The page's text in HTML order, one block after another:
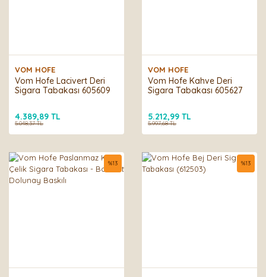
VOM HOFE
Vom Hofe Lacivert Deri
Sigara Tabakası 605609
4.389,89 TL
5.048,37 TL
VOM HOFE
Vom Hofe Kahve Deri
Sigara Tabakası 605627
5.212,99 TL
5.997,68 TL
%13 %13